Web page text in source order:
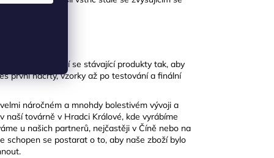
nové a vylepšují se stávající produkty tak, aby
první náčrty, vzorky až po testování a finální
náročném a mnohdy bolestivém vývoji a
naší továrně v Hradci Králové, kde vyrábíme
u našich partnerů, nejčastěji v Číně nebo na
schopen se postarat o to, aby naše zboží bylo